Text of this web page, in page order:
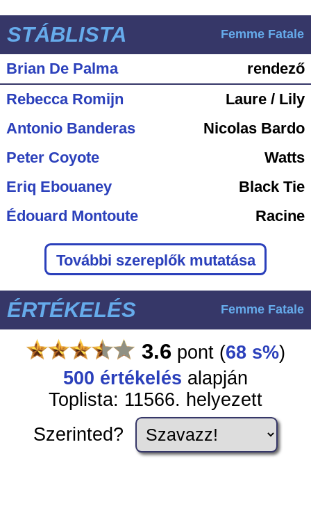
STÁBLISTA Femme Fatale
Brian De Palma
rendező
Rebecca Romijn
Laure / Lily
Antonio Banderas
Nicolas Bardo
Peter Coyote
Watts
Eriq Ebouaney
Black Tie
Édouard Montoute
Racine
További szereplők mutatása
ÉRTÉKELÉS Femme Fatale
3.6pont (68 s%)
500 értékelés alapján
Toplista: 11566. helyezett
Szerinted?